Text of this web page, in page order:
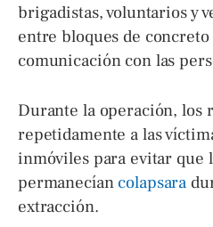
brigadistas, voluntarios y
entre bloques de
comunicación con las
Durante la operación, los
repetidamente a las
inmóviles para evitar que
permanecían colapsara
extracción.